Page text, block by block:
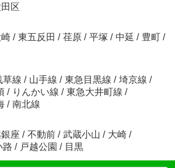
区
/ 東五反田 / 荏原 / 平塚 / 中延 / 豊町 /
草線 / 山手線 / 東急目黒線 / 埼京線 /
/ りんかい線 / 東急大井町線 /
/ 南北線
座 / 不動前 / 武蔵小山 / 大崎 /
路 / 戸越公園 / 目黒